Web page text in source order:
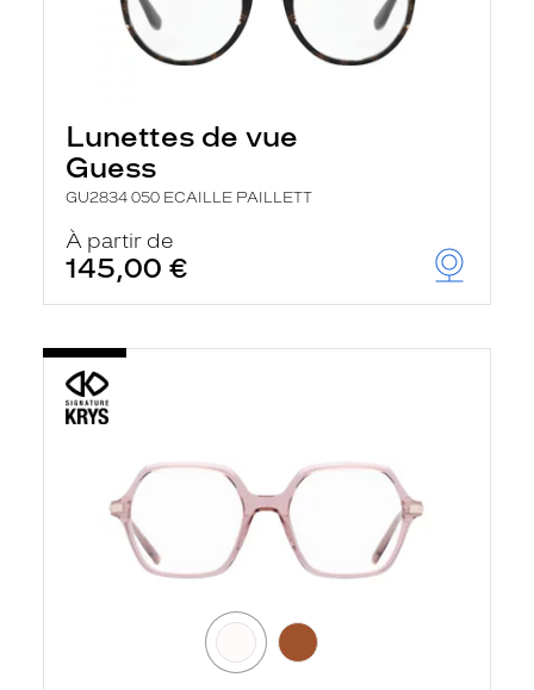
Lunettes de vue
Guess
GU2834 050 ECAILLE PAILLETT
À partir de
145,00 €